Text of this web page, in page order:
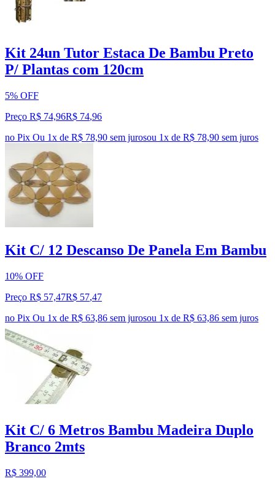
Kit 24un Tutor Estaca De Bambu Preto
P/ Plantas com 120cm
5% OFF
Preço R$ 74,96R$ 74,96
no Pix Ou 1x de R$ 78,90 sem jurosou 1x de R$ 78,90 sem juros
Kit C/ 12 Descanso De Panela Em Bambu
10% OFF
Preço R$ 57,47R$ 57,47
no Pix Ou 1x de R$ 63,86 sem jurosou 1x de R$ 63,86 sem juros
Kit C/ 6 Metros Bambu Madeira Duplo
Branco 2mts
R$ 399,00